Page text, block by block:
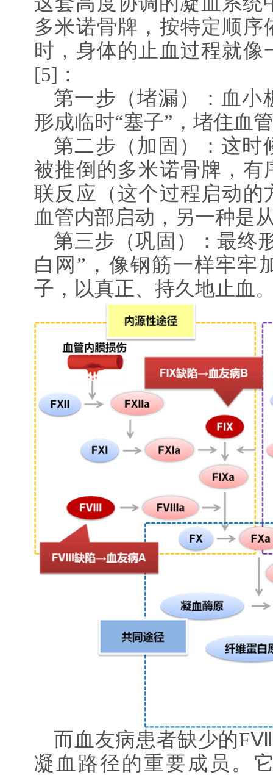
多米诺骨牌，按特定顺序
时，身体的止血过程就
[5]：
第一步（堵漏）：血小
形成临时“塞子”，堵住血
第二步（加固）：这时
被推倒的多米诺骨牌，有
联反应（这个过程启动的
血管内部启动，另一种是
第三步（巩固）：最终
白网”，像钢筋一样牢牢
子，以真正、持久地止血
而血友病患者缺少的
凝血路径的重要成员。